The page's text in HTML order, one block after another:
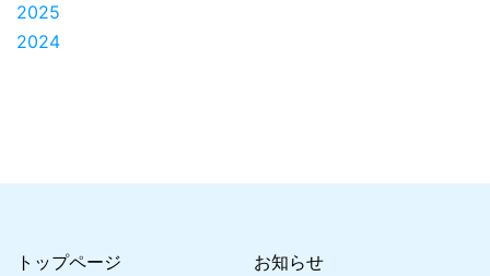
2025
2024
トップページ お知らせ